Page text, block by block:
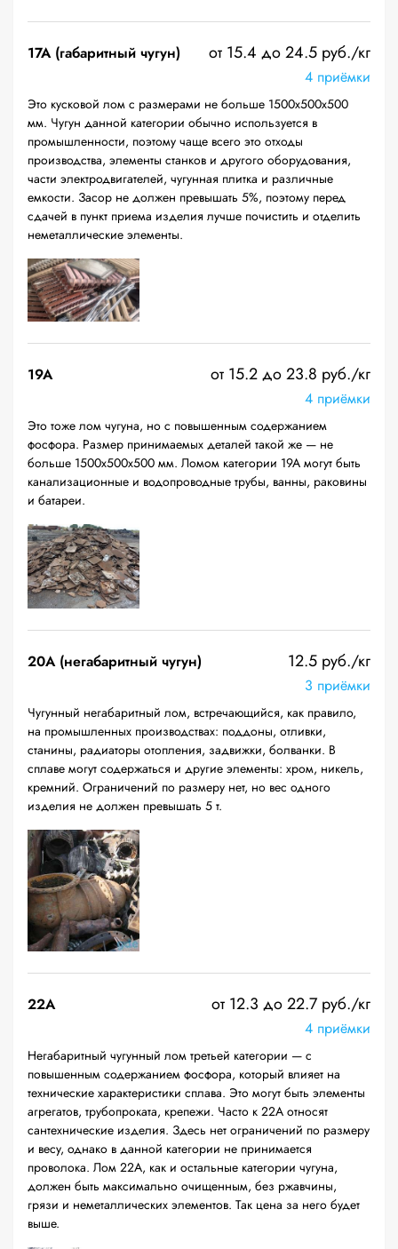
17А (габаритный чугун) от 15.4 до 24.5 руб./кг
4 приёмки
Это кусковой лом с размерами не больше 1500х500х500
мм. Чугун данной категории обычно используется в
промышленности, поэтому чаще всего это отходы
производства, элементы станков и другого оборудования,
части электродвигателей, чугунная плитка и различные
емкости. Засор не должен превышать 5%, поэтому перед
сдачей в пункт приема изделия лучше почистить и отделить
неметаллические элементы.
19A от 15.2 до 23.8 руб./кг
4 приёмки
Это тоже лом чугуна, но с повышенным содержанием
фосфора. Размер принимаемых деталей такой же — не
больше 1500х500х500 мм. Ломом категории 19А могут быть
канализационные и водопроводные трубы, ванны, раковины
и батареи.
20A (негабаритный чугун) 12.5 руб./кг
3 приёмки
Чугунный негабаритный лом, встречающийся, как правило,
на промышленных производствах: поддоны, отливки,
станины, радиаторы отопления, задвижки, болванки. В
сплаве могут содержаться и другие элементы: хром, никель,
кремний. Ограничений по размеру нет, но вес одного
изделия не должен превышать 5 т.
22A от 12.3 до 22.7 руб./кг
4 приёмки
Негабаритный чугунный лом третьей категории — с
повышенным содержанием фосфора, который влияет на
технические характеристики сплава. Это могут быть элементы
агрегатов, трубопроката, крепежи. Часто к 22А относят
сантехнические изделия. Здесь нет ограничений по размеру
и весу, однако в данной категории не принимается
проволока. Лом 22А, как и остальные категории чугуна,
должен быть максимально очищенным, без ржавчины,
грязи и неметаллических элементов. Так цена за него будет
выше.